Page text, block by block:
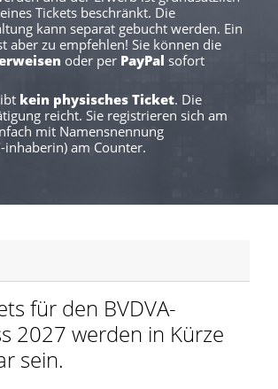
Tickets beschränkt. Die
kann separat gebucht werden. Ein
aber zu empfehlen! Sie können die
oder per PayPal sofort
kein physisches Ticket. Die
reicht. Sie registrieren sich am
mit Namensnennung
am Counter.
für den BVDVA-
2027 werden in Kürze
sein.